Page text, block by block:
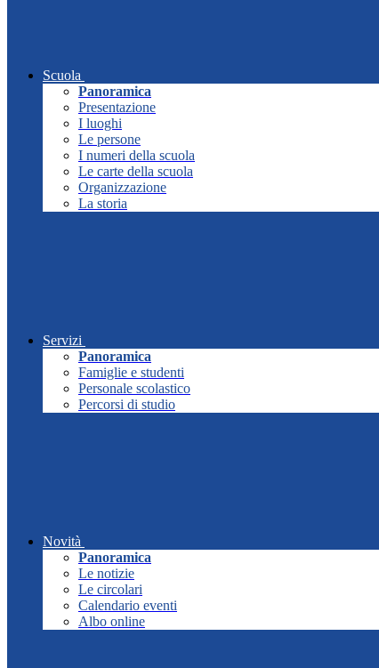
Scuola
Panoramica
Presentazione
I luoghi
Le persone
I numeri della scuola
Le carte della scuola
Organizzazione
La storia
Servizi
Panoramica
Famiglie e studenti
Personale scolastico
Percorsi di studio
Novità
Panoramica
Le notizie
Le circolari
Calendario eventi
Albo online